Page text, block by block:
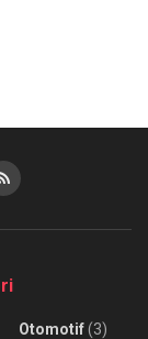
Otomotif(3)